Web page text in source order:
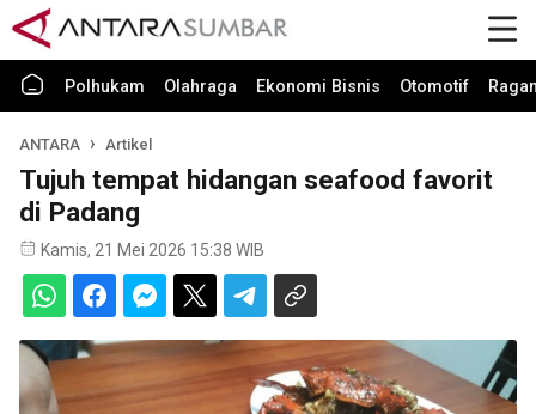
Polhukam Olahraga Ekonomi Bisnis Otomotif
ANTARA Artikel
Tujuh tempat hidangan seafood favorit
di Padang
Kamis, 21 Mei 2026 15:38 WIB